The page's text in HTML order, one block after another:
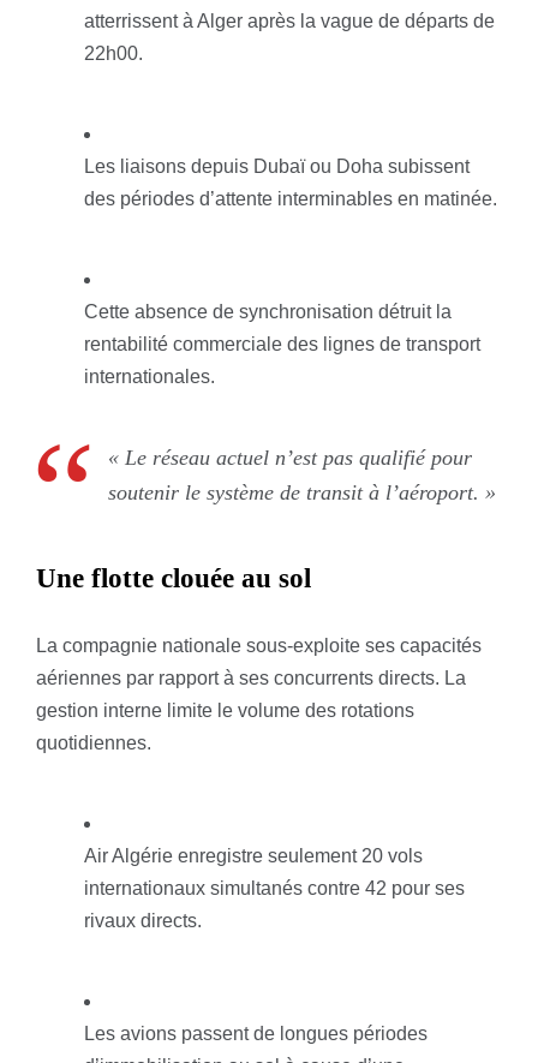
atterrissent à Alger après la vague de départs de
22h00.
Les liaisons depuis Dubaï ou Doha subissent
des périodes d’attente interminables en matinée.
Cette absence de synchronisation détruit la
rentabilité commerciale des lignes de transport
internationales.
« Le réseau actuel n’est pas qualifié pour
soutenir le système de transit à l’aéroport. »
Une flotte clouée au sol
La compagnie nationale sous-exploite ses capacités
aériennes par rapport à ses concurrents directs. La
gestion interne limite le volume des rotations
quotidiennes.
Air Algérie enregistre seulement 20 vols
internationaux simultanés contre 42 pour ses
rivaux directs.
Les avions passent de longues périodes